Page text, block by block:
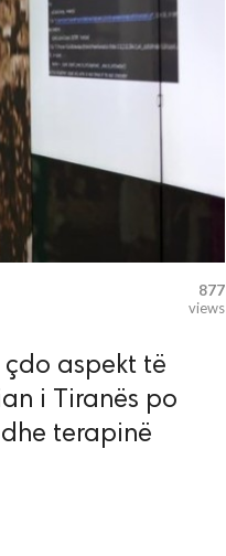
877
views
aspekt të
i Tiranës po
terapinë